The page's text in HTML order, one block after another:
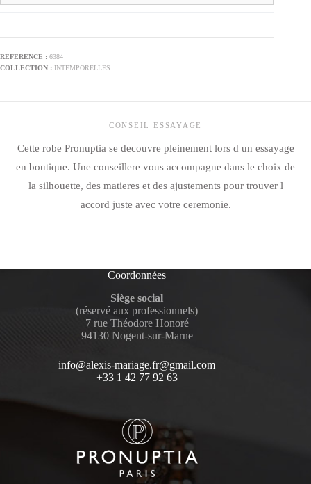
6384
INTEMPORELLES
CONSEIL ESSAYAGE
Cette robe Pronuptia se decouvre pleinement lors d un essayage
en boutique. Une conseillere vous accompagne dans le choix de
la silhouette, des matieres et des ajustements pour trouver l
accord juste avec votre ceremonie.
Coordonnées
Siège social
(réservé aux professionnels)
7 rue Théodore Honoré
94130 Nogent-sur-Marne
info@alexis-mariage.fr@gmail.com
+33 1 42 77 92 63